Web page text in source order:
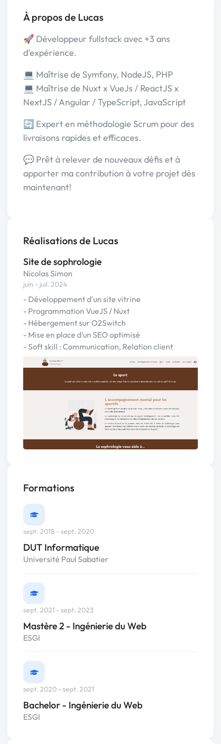
À propos de Lucas
🚀 Développeur fullstack avec +3 ans
d'expérience.
💻 Maîtrise de Symfony, NodeJS, PHP
💻 Maîtrise de Nuxt x VueJs / ReactJS x
NextJS / Angular / TypeScript, JavaScript
🔄 Expert en méthodologie Scrum pour des
livraisons rapides et efficaces.
💬 Prêt à relever de nouveaux défis et à
apporter ma contribution à votre projet dès
maintenant!
Réalisations de Lucas
Site de sophrologie
Nicolas Simon
juin - juil. 2024
- Développement d'un site vitrine
- Programmation VueJS / Nuxt
- Hébergement sur O2Switch
- Mise en place d’un SEO optimisé
- Soft skill : Communication, Relation client
Formations
sept. 2018 - sept. 2020
DUT Informatique
Université Paul Sabatier
sept. 2021 - sept. 2023
Mastère 2 - Ingénierie du Web
ESGI
sept. 2020 - sept. 2021
Bachelor - Ingénierie du Web
ESGI